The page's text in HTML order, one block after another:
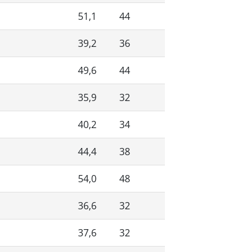
51,1 44
39,2 36
49,6 44
35,9 32
40,2 34
44,4 38
54,0 48
36,6 32
37,6 32